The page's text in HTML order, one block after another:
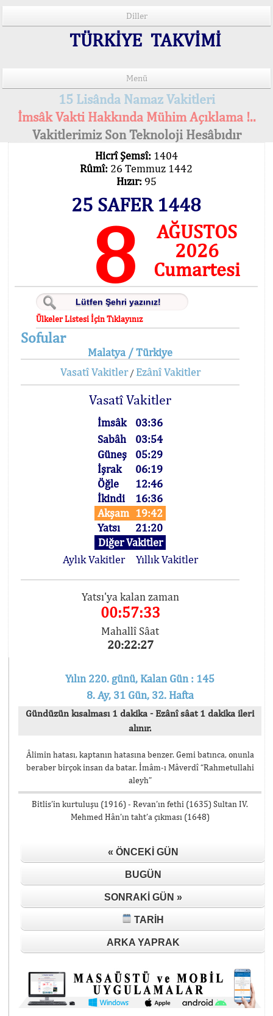
Diller
TÜRKİYE TAKVİMİ
Menü
15 Lisânda Namaz Vakitleri
İmsâk Vakti Hakkında Mühim Açıklama !..
Vakitlerimiz Son Teknoloji Hesâbıdır
Hicrî Şemsî: 1404
Rûmî: 26 Temmuz 1442
Hızır: 95
25 SAFER 1448
8
AĞUSTOS
2026
Cumartesi
Ülkeler Listesi İçin Tıklayınız
Sofular
Malatya / Türkiye
Vasatî Vakitler/ Ezânî Vakitler
Vasatî Vakitler
İmsâk
03:36
Sabâh
03:54
Güneş
05:29
İşrak
06:19
Öğle
12:46
İkindi
16:36
Akşam 19:42
Yatsı
21:20
Diğer Vakitler
Aylık Vakitler
Yıllık Vakitler
Yatsı'ya kalan zaman
00:57:32
Mahallî Sâat
20:22:28
Yılın 220. günü, Kalan Gün : 145
8. Ay, 31 Gün, 32. Hafta
Gündüzün kısalması 1 dakika - Ezânî sâat 1 dakika ileri
alınır.
Âlimin hatası, kaptanın hatasına benzer. Gemi batınca, onunla
beraber birçok insan da batar. İmâm-ı Mâverdî “Rahmetullahi
aleyh”
Bitlis’in kurtuluşu (1916) - Revan’ın fethi (1635) Sultan IV.
Mehmed Hân’ın taht’a çıkması (1648)
« ÖNCEKI GÜN
BUGÜN
SONRAKI GÜN »
TARIH
ARKA YAPRAK